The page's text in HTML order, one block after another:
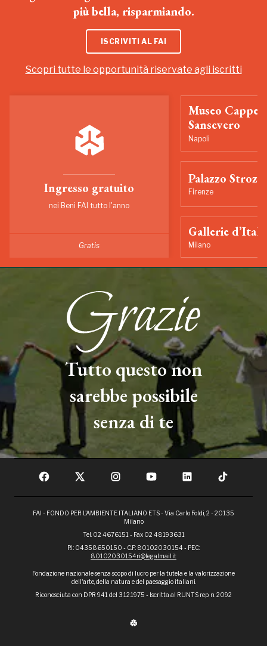
più bella, risparmiando.
ISCRIVITI AL FAI
Scopri tutte le opportunità riservate agli iscritti
Ingresso gratuito
nei Beni FAI tutto l'anno
Gratis
Museo
Sansevero
Napoli
Palazzo Strozzi
Firenze
Gallerie
Milano
Tutto questo non
sarebbe possibile
senza di te
FAI - FONDO PER L'AMBIENTE ITALIANO ETS - Via Carlo Foldi, 2 - 20135
Milano
Tel. 02 4676151 - Fax 02 48193631
P.I.: 04358650150 - C.F.: 80102030154 - PEC:
80102030154ri@legalmail.it
Fondazione nazionale senza scopo di lucro per la tutela e la valorizzazione
dell'arte, della natura e del paesaggio italiani.
Riconosciuta con DPR 941 del 3.12.1975 - Iscritta al RUNTS rep. n. 2092